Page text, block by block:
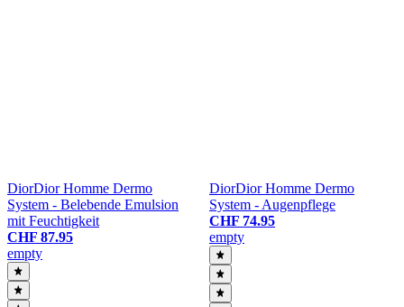
DiorDior Homme Dermo
System - Belebende Emulsion
mit Feuchtigkeit
CHF 87.95
empty
DiorDior Homme Dermo
System - Augenpflege
CHF 74.95
empty